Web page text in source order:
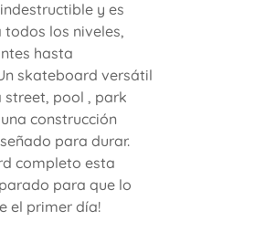
y es
los niveles,
hasta
skateboard versátil
pool , park
construcción
para durar.
completo esta
para que lo
el primer día!